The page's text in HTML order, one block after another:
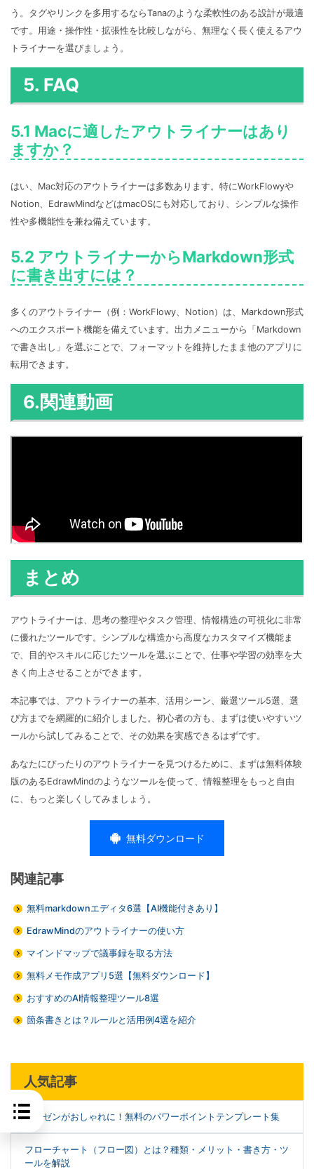
う。タグやリンクを多用するならTanaのような柔軟性のある設計が最適
です。用途・操作性・拡張性を比較しながら、無理なく長く使えるアウ
トライナーを選びましょう。
5. FAQ
5.1 Macに適したアウトライナーはあり
ますか？
はい、Mac対応のアウトライナーは多数あります。特にWorkFlowyや
Notion、EdrawMindなどはmacOSにも対応しており、シンプルな操作
性や多機能性を兼ね備えています。
5.2 アウトライナーからMarkdown形式
に書き出すには？
多くのアウトライナー（例：WorkFlowy、Notion）は、Markdown形式
へのエクスポート機能を備えています。出力メニューから「Markdown
で書き出し」を選ぶことで、フォーマットを維持したまま他のアプリに
転用できます。
6.関連動画
まとめ
アウトライナーは、思考の整理やタスク管理、情報構造の可視化に非常
に優れたツールです。シンプルな構造から高度なカスタマイズ機能ま
で、目的やスキルに応じたツールを選ぶことで、仕事や学習の効率を大
きく向上させることができます。
本記事では、アウトライナーの基本、活用シーン、厳選ツール5選、選
び方までを網羅的に紹介しました。初心者の方も、まずは使いやすいツ
ールから試してみることで、その効果を実感できるはずです。
あなたにぴったりのアウトライナーを見つけるために、まずは無料体験
版のあるEdrawMindのようなツールを使って、情報整理をもっと自由
に、もっと楽しくしてみましょう。
無料ダウンロード
関連記事
無料markdownエディタ6選【AI機能付きあり】
EdrawMindのアウトライナーの使い方
マインドマップで議事録を取る方法
無料メモ作成アプリ5選【無料ダウンロード】
おすすめのAI情報整理ツール8選
箇条書きとは？ルールと活用例4選を紹介
人気記事
プレゼンがおしゃれに！無料のパワーポイントテンプレート集
フローチャート（フロー図）とは？種類・メリット・書き方・ツ
ールを解説